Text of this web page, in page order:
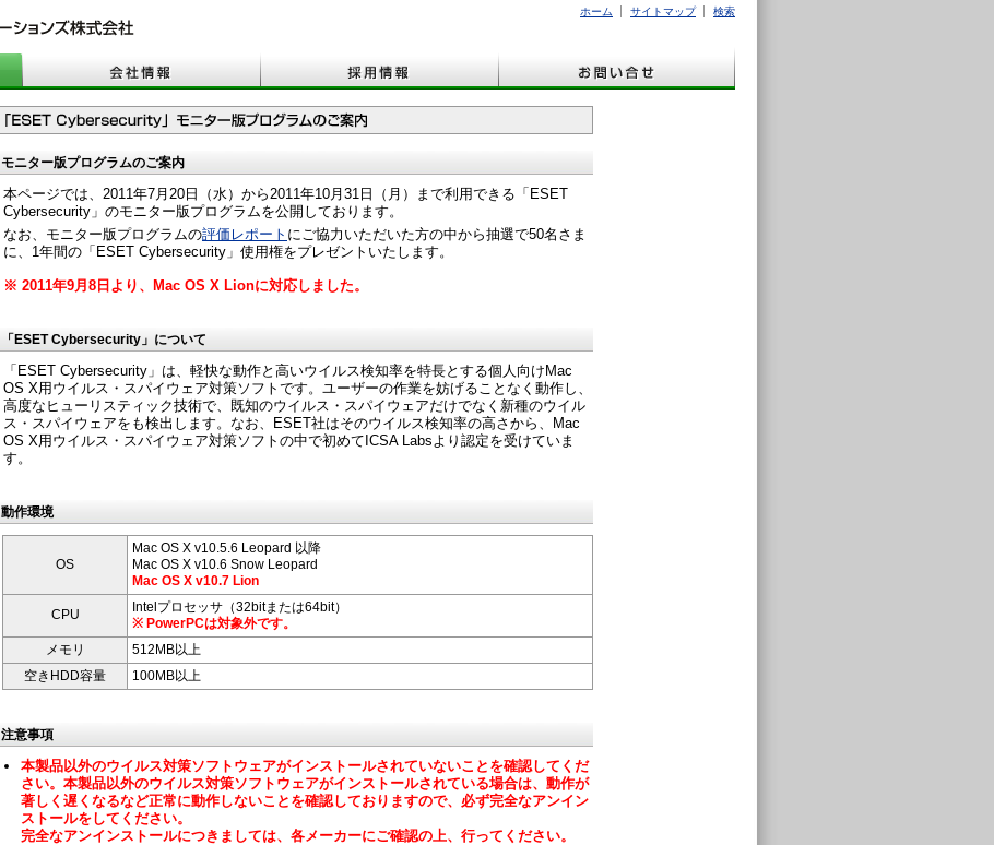
ホーム サイトマップ 検索
モニター版プログラムのご案内
本ページでは、2011年7月20日（水）から2011年10月31日（月）まで利用できる「ESET
Cybersecurity」のモニター版プログラムを公開しております。
なお、モニター版プログラムの評価レポート にご協力いただいた方の中から抽選で50名さま
に、1年間の「ESET Cybersecurity」使用権をプレゼントいたします。
※ 2011年9月8日より、Mac OS X Lionに対応しました。
「ESET Cybersecurity」について
「ESET Cybersecurity」は、軽快な動作と高いウイルス検知率を特長とする個人向けMac
OS X用ウイルス・スパイウェア対策ソフトです。ユーザーの作業を妨げることなく動作し、
高度なヒューリスティック技術で、既知のウイルス・スパイウェアだけでなく新種のウイル
ス・スパイウェアをも検出します。なお、ESET社はそのウイルス検知率の高さから、Mac
OS X用ウイルス・スパイウェア対策ソフトの中で初めてICSA Labsより認定を受けていま
す。
動作環境
OS
Mac OS X v10.5.6 Leopard 以降
Mac OS X v10.6 Snow Leopard
Mac OS X v10.7 Lion
CPU
Intelプロセッサ（32bitまたは64bit）
※ PowerPCは対象外です。
メモリ
512MB以上
空きHDD容量
100MB以上
注意事項
本製品以外のウイルス対策ソフトウェアがインストールされていないことを確認してくだ
さい。本製品以外のウイルス対策ソフトウェアがインストールされている場合は、動作が
著しく遅くなるなど正常に動作しないことを確認しておりますので、必ず完全なアンイン
ストールをしてください。
完全なアンインストールにつきましては、各メーカーにご確認の上、行ってください。